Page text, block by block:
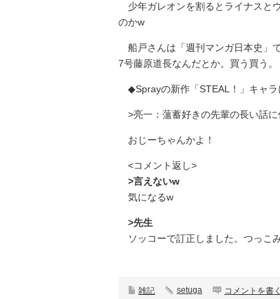
少年ガレオンを割るとライナスと
のかw
船戸さんは「週刊マンガ日本史」
7号藤原道長なんだとか。買う買う。
◆Sprayの新作「STEAL！」キャラ
>亮一：薀蓄好きの先輩の長い話に
おじーちゃんかよ！
<コメント返し>
>言えないw
気になるw
>先生
ソッコーで訂正しました。つっこ
雑記 setuga コメントを書く